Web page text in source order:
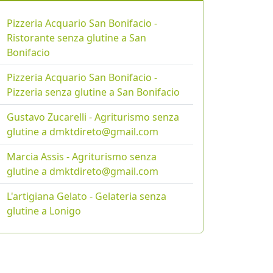
Pizzeria Acquario San Bonifacio -
Ristorante senza glutine a San
Bonifacio
Pizzeria Acquario San Bonifacio -
Pizzeria senza glutine a San Bonifacio
Gustavo Zucarelli - Agriturismo senza
glutine a dmktdireto@gmail.com
Marcia Assis - Agriturismo senza
glutine a dmktdireto@gmail.com
L'artigiana Gelato - Gelateria senza
glutine a Lonigo